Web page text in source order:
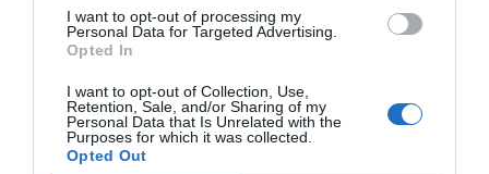
I want to opt-out of processing my
Personal Data for Targeted Advertising.
Opted In
I want to opt-out of Collection, Use,
Retention, Sale, and/or Sharing of my
Personal Data that Is Unrelated with the
Purposes for which it was collected.
Opted Out
Vernazza
Vezzano Ligure
Alassio
Albenga
Borgio Verezzi